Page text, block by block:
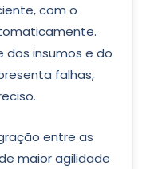
com o
dos insumos e do
falhas,
entre as
maior agilidade